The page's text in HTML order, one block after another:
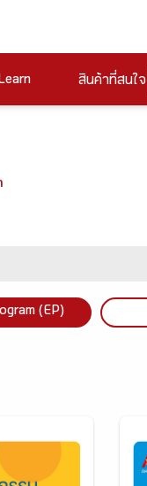
สินค้าที่สนใจ
(EP)